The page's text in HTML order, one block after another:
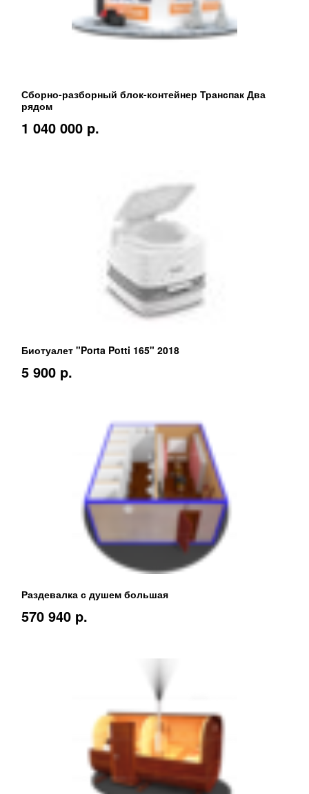
Сборно-разборный блок-контейнер Транспак Два
рядом
1 040 000 p.
Биотуалет "Porta Potti 165" 2018
5 900 p.
Раздевалка с душем большая
570 940 p.